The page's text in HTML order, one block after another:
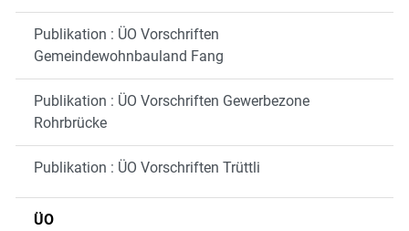
Publikation : ÜO Vorschriften
Gemeindewohnbauland Fang
Publikation : ÜO Vorschriften Gewerbezone
Rohrbrücke
Publikation : ÜO Vorschriften Trüttli
ÜO